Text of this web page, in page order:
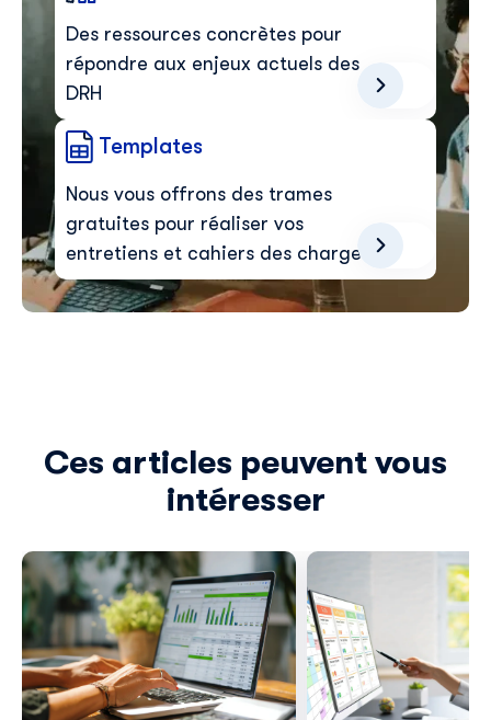
Des ressources concrètes pour
répondre aux enjeux actuels des
DRH
Templates
Nous vous offrons des trames
gratuites pour réaliser vos
entretiens et cahiers des charges
Ces articles peuvent vous
intéresser